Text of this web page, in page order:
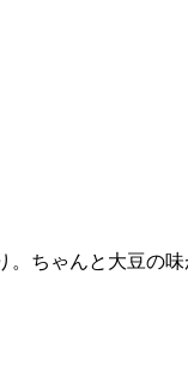
。ちゃんと大豆の